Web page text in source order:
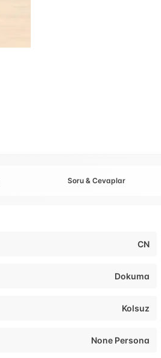
Soru & Cevaplar
CN
Dokuma
Kolsuz
None Persona